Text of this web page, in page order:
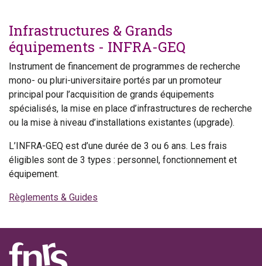
Infrastructures & Grands
équipements - INFRA-GEQ
Instrument de financement de programmes de recherche
mono- ou pluri-universitaire portés par un promoteur
principal pour l’acquisition de grands équipements
spécialisés, la mise en place d’infrastructures de recherche
ou la mise à niveau d’installations existantes (upgrade).
L’INFRA-GEQ est d’une durée de 3 ou 6 ans. Les frais
éligibles sont de 3 types : personnel, fonctionnement et
équipement.
Règlements & Guides